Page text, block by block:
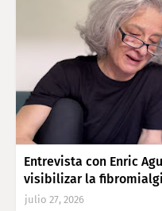
Entrevista con Enric
visibilizar la
julio 27, 2026